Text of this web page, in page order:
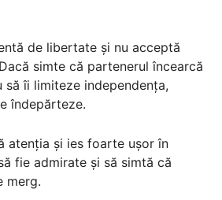
de libertate și nu acceptă
simte că partenerul încearcă
să îi limiteze independența,
îndepărteze.
atenția și ies foarte ușor în
fie admirate și să simtă că
merg.